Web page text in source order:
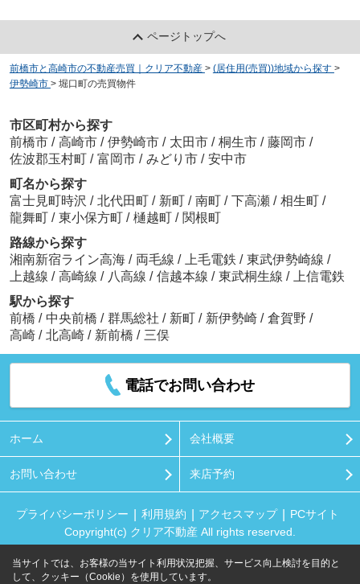
ページトップへ
前橋市と高崎市の不動産売買｜クリア不動産 > (居住用(売買))地域から探す >
伊勢崎市 > 堀口町の売買物件
市区町村から探す
前橋市 / 高崎市 / 伊勢崎市 / 太田市 / 桐生市 / 藤岡市 /
佐波郡玉村町 / 富岡市 / みどり市 / 安中市
町名から探す
富士見町時沢 / 北代田町 / 新町 / 南町 / 下高瀬 / 相生町 /
龍舞町 / 東小保方町 / 樋越町 / 関根町
路線から探す
湘南新宿ライン高海 / 両毛線 / 上毛電鉄 / 東武伊勢崎線 /
上越線 / 高崎線 / 八高線 / 信越本線 / 東武桐生線 /
上信電鉄
駅から探す
前橋 / 中央前橋 / 群馬総社 / 新町 / 新伊勢崎 / 倉賀野 /
高崎 / 北高崎 / 新前橋 / 三俣
電話でお問い合わせ
ホーム 会社概要
お問い合わせ 来店予約
プライバシーポリシー 利用規約 アクセスマップ
PCサイト
Copyright(c) クリア不動産 All rights reserved.
当サイトでは、お客様の当サイト利用状況把握、サービス向上検討を目的と
して、クッキー（Cookie）を使用しています。